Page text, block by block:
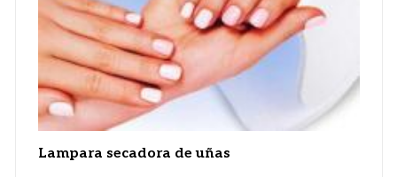
Lampara secadora de uñas